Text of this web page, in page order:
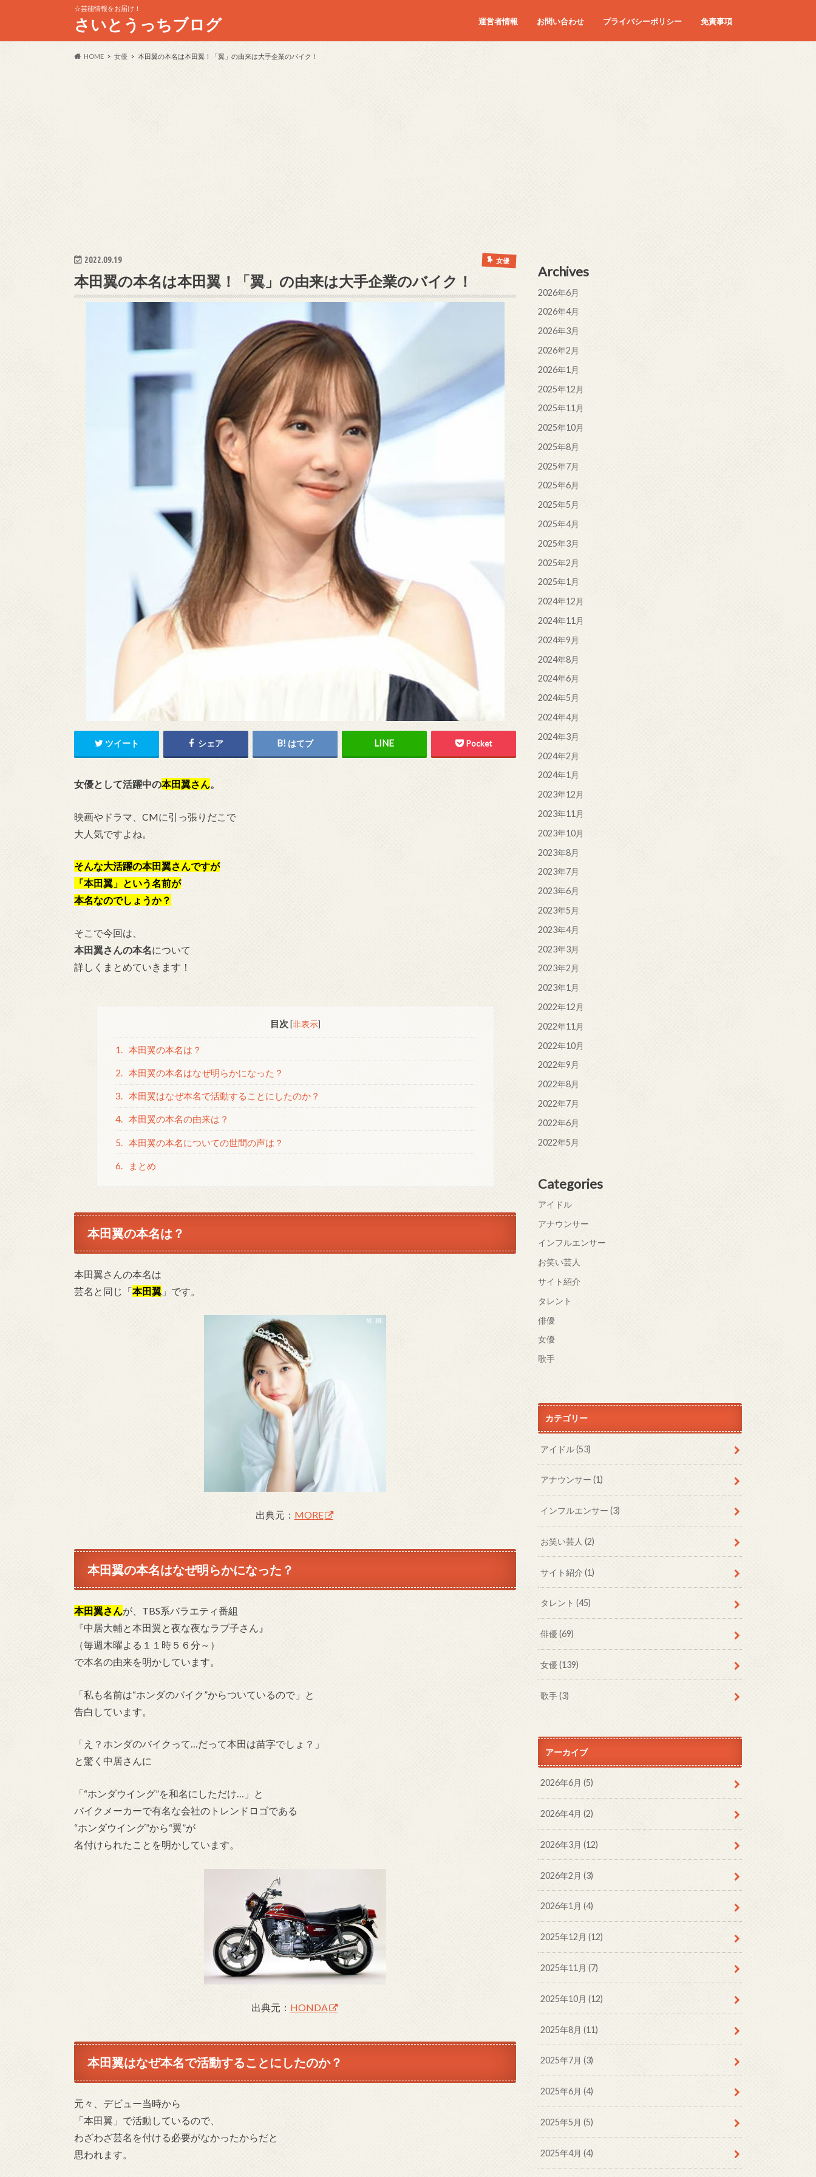
☆芸能情報をお届け！
さいとうっちブログ 運営者情報 お問い合わせ プライバシーポリシー 免責事項
HOME 女優 本田翼の本名は本田翼！「翼」の由来は大手企業のバイク！
2022.09.19 女優
本田翼の本名は本田翼！「翼」の由来は大手企業のバイク！
ツイート シェア はてブ Pocket
女優として活躍中の本田翼さん。
映画やドラマ、CMに引っ張りだこで
大人気ですよね。
そんな大活躍の本田翼さんですが
「本田翼」という名前が
本名なのでしょうか？
そこで今回は、
本田翼さんの本名について
詳しくまとめていきます！
目次 [非表示]
1. 本田翼の本名は？
2. 本田翼の本名はなぜ明らかになった？
3. 本田翼はなぜ本名で活動することにしたのか？
4. 本田翼の本名の由来は？
5. 本田翼の本名についての世間の声は？
6. まとめ
本田翼の本名は？
本田翼さんの本名は
芸名と同じ「本田翼 」です。
出典元： MORE
本田翼の本名はなぜ明らかになった？
本田翼さんが、TBS系バラエティ番組
『中居大輔と本田翼と夜な夜なラブ子さん』
（毎週木曜よる１１時５６分～）
で本名の由来を明かしています。
「私も名前は“ホンダのバイク”からついているので」と
告白しています。
「え？ホンダのバイクって…だって本田は苗字でしょ？」
と驚く中居さんに
「“ホンダウイング”を和名にしただけ…」と
バイクメーカーで有名な会社のトレンドロゴである
“ホンダウイング”から“翼”が
名付けられたことを明かしています。
出典元： HONDA
本田翼はなぜ本名で活動することにしたのか？
元々、デビュー当時から
「本田翼」で活動しているので、
わざわざ芸名を付ける必要がなかったからだと
思われます。
Archives
2026年6月
2026年4月
2026年3月
2026年2月
2026年1月
2025年12月
2025年11月
2025年10月
2025年8月
2025年7月
2025年6月
2025年5月
2025年4月
2025年3月
2025年2月
2025年1月
2024年12月
2024年11月
2024年9月
2024年8月
2024年6月
2024年5月
2024年4月
2024年3月
2024年2月
2024年1月
2023年12月
2023年11月
2023年10月
2023年8月
2023年7月
2023年6月
2023年5月
2023年4月
2023年3月
2023年2月
2023年1月
2022年12月
2022年11月
2022年10月
2022年9月
2022年8月
2022年7月
2022年6月
2022年5月
Categories
アイドル
アナウンサー
インフルエンサー
お笑い芸人
サイト紹介
タレント
俳優
女優
歌手
カテゴリー
アイドル(53)
アナウンサー(1)
インフルエンサー(3)
お笑い芸人(2)
サイト紹介(1)
タレント(45)
俳優(69)
女優(139)
歌手(3)
アーカイブ
2026年6月 (5)
2026年4月 (2)
2026年3月 (12)
2026年2月 (3)
2026年1月 (4)
2025年12月 (12)
2025年11月 (7)
2025年10月 (12)
2025年8月 (11)
2025年7月 (3)
2025年6月 (4)
2025年5月 (5)
2025年4月 (4)